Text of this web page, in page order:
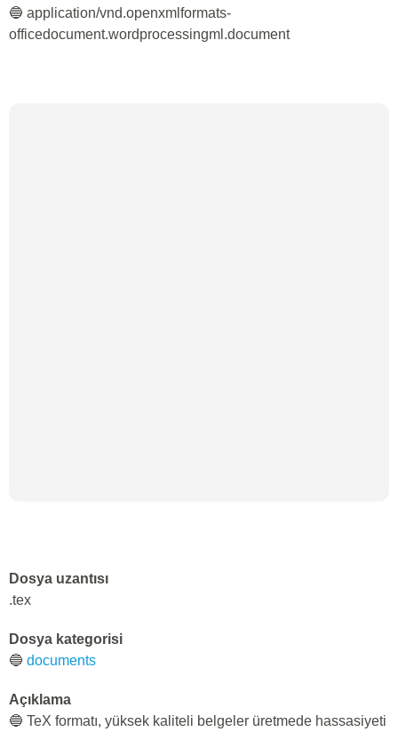
🔵 application/vnd.openxmlformats-
officedocument.wordprocessingml.document
Dosya uzantısı
.tex
Dosya kategorisi
🔵 documents
Açıklama
🔵 TeX formatı, yüksek kaliteli belgeler üretmede hassasiyeti